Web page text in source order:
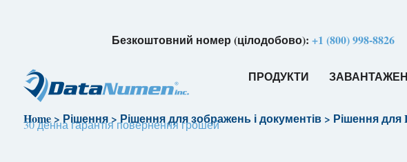
Безкоштовний номер (цілодобово):+1 (800) 998-8826
30 денна гарантія повернення грошей
ПРОДУКТИ
Home> Рішення> Рішення для зображень і документів> Рішення для